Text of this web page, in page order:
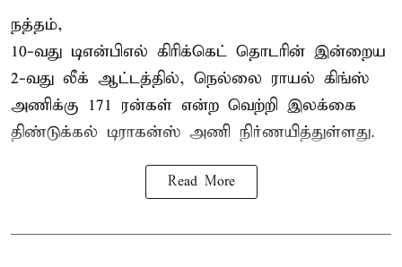
நத்தம்,
10-வது டிஎன்பிஎல் கிரிக்கெட் தொடரின் இன்றைய
2-வது லீக் ஆட்டத்தில், நெல்லை ராயல் கிங்ஸ்
அணிக்கு 171 ரன்கள் என்ற வெற்றி இலக்கை
திண்டுக்கல் டிராகன்ஸ் அணி நிர்ணயித்துள்ளது.
Read More